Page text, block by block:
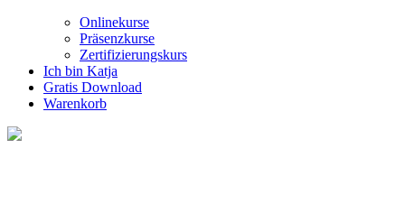
Onlinekurse
Präsenzkurse
Zertifizierungskurs
Ich bin Katja
Gratis Download
Warenkorb